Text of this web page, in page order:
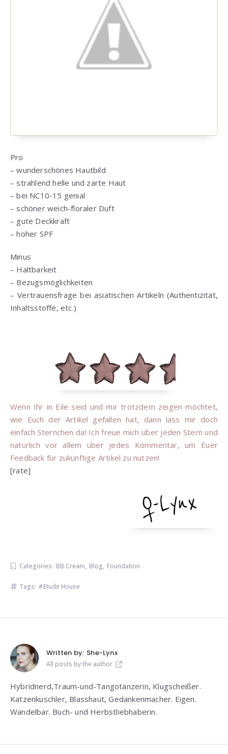
Pro
– wunderschönes Hautbild
– strahlend helle und zarte Haut
– bei NC10-15 genial
– schöner weich-floraler Duft
– gute Deckkraft
– hoher SPF
Minus
– Haltbarkeit
– Bezugsmöglichkeiten
– Vertrauensfrage bei asiatischen Artikeln (Authentizität,
Inhaltsstoffe, etc.)
Wenn Ihr in Eile seid und mir trotzdem zeigen möchtet,
wie Euch der Artikel gefallen hat, dann lass mir doch
einfach Sternchen da! Ich freue mich über jeden Stern und
natürlich vor allem über jedes Kommentar, um Euer
Feedback für zukünftige Artikel zu nutzen!
[rate]
Categories: BB Cream, Blog, Foundation
Tags: Etude House
Written by: She-Lynx
All posts by the author
Hybridnerd,Traum-und-Tangotänzerin, Klugscheißer.
Katzenkuschler, Blasshaut, Gedankenmacher. Eigen.
Wandelbar. Buch- und Herbstliebhaberin.